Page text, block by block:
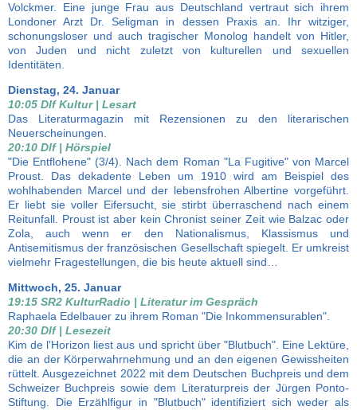
Volckmer. Eine junge Frau aus Deutschland vertraut sich ihrem
Londoner Arzt Dr. Seligman in dessen Praxis an. Ihr witziger,
schonungsloser und auch tragischer Monolog handelt von Hitler,
von Juden und nicht zuletzt von kulturellen und sexuellen
Identitäten.
Dienstag, 24. Januar
10:05 Dlf Kultur | Lesart
Das Literaturmagazin mit Rezensionen zu den literarischen
Neuerscheinungen.
20:10 Dlf | Hörspiel
"Die Entflohene" (3/4). Nach dem Roman "La Fugitive" von Marcel
Proust. Das dekadente Leben um 1910 wird am Beispiel des
wohlhabenden Marcel und der lebensfrohen Albertine vorgeführt.
Er liebt sie voller Eifersucht, sie stirbt überraschend nach einem
Reitunfall. Proust ist aber kein Chronist seiner Zeit wie Balzac oder
Zola, auch wenn er den Nationalismus, Klassismus und
Antisemitismus der französischen Gesellschaft spiegelt. Er umkreist
vielmehr Fragestellungen, die bis heute aktuell sind…
Mittwoch, 25. Januar
19:15 SR2 KulturRadio | Literatur im Gespräch
Raphaela Edelbauer zu ihrem Roman "Die Inkommensurablen".
20:30 Dlf | Lesezeit
Kim de l'Horizon liest aus und spricht über "Blutbuch". Eine Lektüre,
die an der Körperwahrnehmung und an den eigenen Gewissheiten
rüttelt. Ausgezeichnet 2022 mit dem Deutschen Buchpreis und dem
Schweizer Buchpreis sowie dem Literaturpreis der Jürgen Ponto-
Stiftung. Die Erzählfigur in "Blutbuch" identifiziert sich weder als